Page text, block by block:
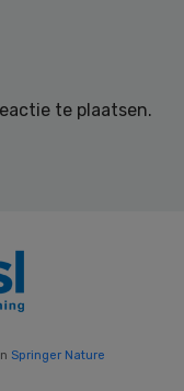
te plaatsen.
Springer Nature